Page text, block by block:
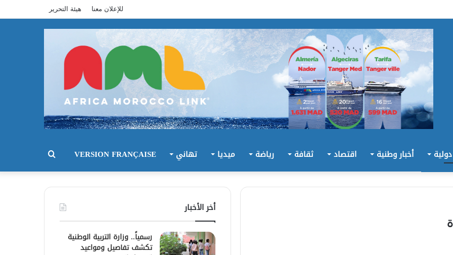
للإعلان معنا هيئة التحرير
أخبار وطنية اقتصاد ثقافة رياضة ميديا تهاني VERSION FRANÇAISE بحث
أخر الأخبار
رسمياً.. وزارة التربية الوطنية
تكشف تفاصيل ومواعيد